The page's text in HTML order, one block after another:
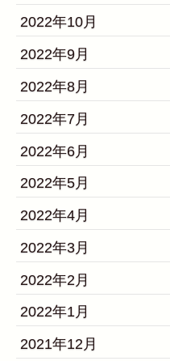
2022年10月
2022年9月
2022年8月
2022年7月
2022年6月
2022年5月
2022年4月
2022年3月
2022年2月
2022年1月
2021年12月